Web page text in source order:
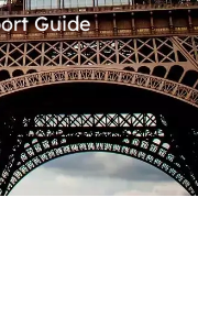
Guide